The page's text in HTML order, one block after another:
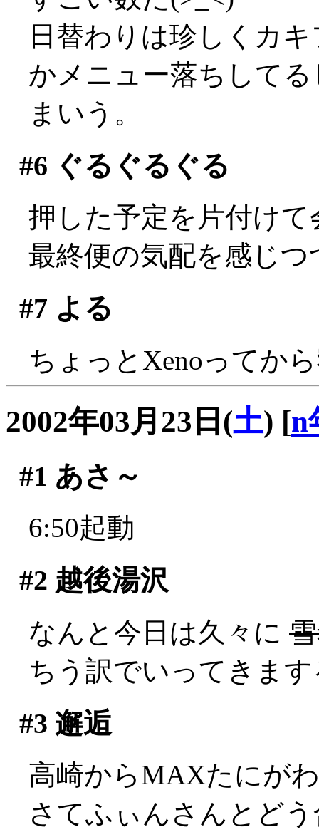
日替わりは珍しくカ
かメニュー落ちして
まいう。
#6 ぐるぐるぐる
押した予定を片付け
最終便の気配を感じ
#7 よる
ちょっとXenoってか
2002年03月23日(土) [n
#1 あさ～
6:50起動
#2 越後湯沢
なんと今日は久々に
ちう訳でいってきま
#3 邂逅
高崎からMAXたにが
さてふぃんさんとど